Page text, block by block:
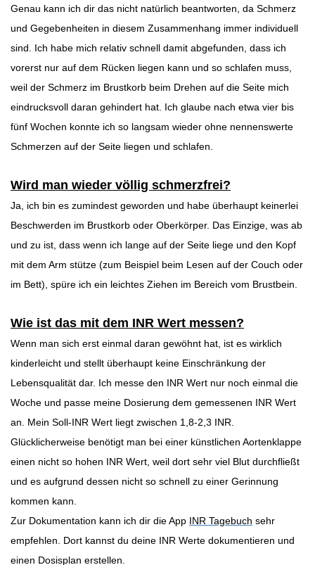
Genau kann ich dir das nicht natürlich beantworten, da Schmerz
und Gegebenheiten in diesem Zusammenhang immer individuell
sind. Ich habe mich relativ schnell damit abgefunden, dass ich
vorerst nur auf dem Rücken liegen kann und so schlafen muss,
weil der Schmerz im Brustkorb beim Drehen auf die Seite mich
eindrucksvoll daran gehindert hat. Ich glaube nach etwa vier bis
fünf Wochen konnte ich so langsam wieder ohne nennenswerte
Schmerzen auf der Seite liegen und schlafen.
Wird man wieder völlig schmerzfrei?
Ja, ich bin es zumindest geworden und habe überhaupt keinerlei
Beschwerden im Brustkorb oder Oberkörper. Das Einzige, was ab
und zu ist, dass wenn ich lange auf der Seite liege und den Kopf
mit dem Arm stütze (zum Beispiel beim Lesen auf der Couch oder
im Bett), spüre ich ein leichtes Ziehen im Bereich vom Brustbein.
Wie ist das mit dem INR Wert messen?
Wenn man sich erst einmal daran gewöhnt hat, ist es wirklich
kinderleicht und stellt überhaupt keine Einschränkung der
Lebensqualität dar. Ich messe den INR Wert nur noch einmal die
Woche und passe meine Dosierung dem gemessenen INR Wert
an. Mein Soll-INR Wert liegt zwischen 1,8-2,3 INR.
Glücklicherweise benötigt man bei einer künstlichen Aortenklappe
einen nicht so hohen INR Wert, weil dort sehr viel Blut durchfließt
und es aufgrund dessen nicht so schnell zu einer Gerinnung
kommen kann.
Zur Dokumentation kann ich dir die App INR Tagebuch sehr
empfehlen. Dort kannst du deine INR Werte dokumentieren und
einen Dosisplan erstellen.